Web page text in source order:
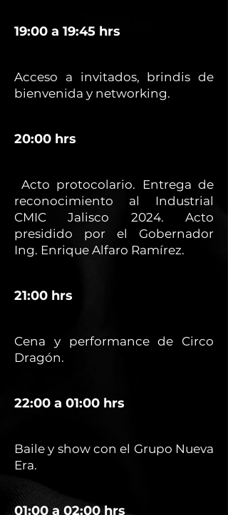
19:00 a 19:45 hrs
Acceso a invitados, brindis de
bienvenida y networking.
20:00 hrs
Acto protocolario. Entrega de
reconocimiento al Industrial
CMIC Jalisco 2024. Acto
presidido por el Gobernador
Ing. Enrique Alfaro Ramírez.
21:00 hrs
Cena y performance de Circo
Dragón.
22:00 a 01:00 hrs
Baile y show con el Grupo Nueva
Era.
01:00 a 02:00 hrs